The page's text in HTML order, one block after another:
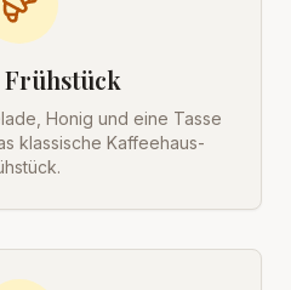
Honig und eine Tasse
klassische Kaffeehaus-